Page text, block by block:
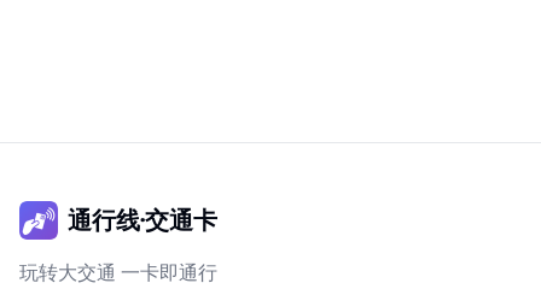
通行线·交通卡
玩转大交通 一卡即通行